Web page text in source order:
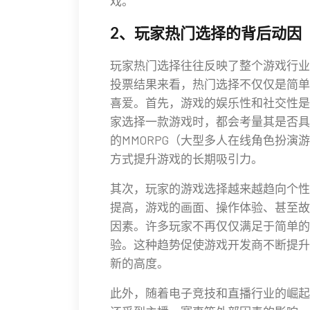
2、玩家热门选择的背后动因
玩家热门选择往往反映了整个游戏行
投票结果来看，热门选择不仅仅是简
喜爱。首先，游戏的娱乐性和社交性
家选择一款游戏时，都会考量其是否
的MMORPG（大型多人在线角色扮演
方式提升游戏的长期吸引力。
其次，玩家的游戏选择越来越趋向个
提高，游戏的画面、操作体验、甚至
因素。许多玩家不再仅仅满足于简单
验。这种趋势促使游戏开发商不断提
新的高度。
此外，随着电子竞技和直播行业的崛